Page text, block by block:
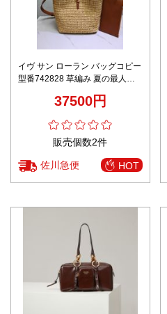
イヴ サン ローラン バッグコピー
型番742828 草編み 夏の最人気
ィース ブラウン37500円
販売個数2件
佐川急便 HOT